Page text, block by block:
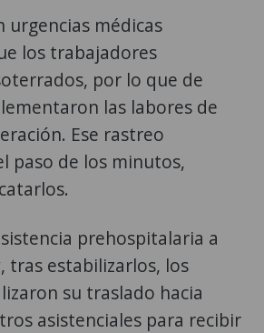
urgencias médicas
los trabajadores
por lo que de
las labores de
Ese rastreo
paso de los minutos,
prehospitalaria a
tras estabilizarlos, los
su traslado hacia
asistenciales para recibir